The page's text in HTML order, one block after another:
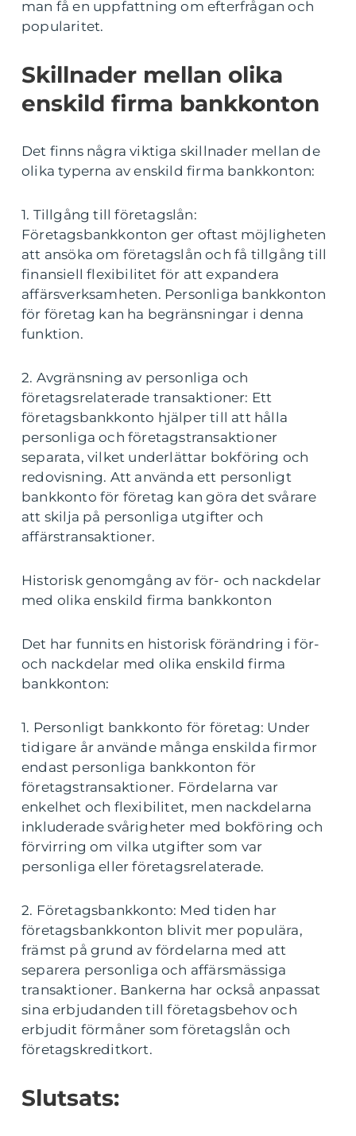
man få en uppfattning om efterfrågan och
popularitet.
Skillnader mellan olika
enskild firma bankkonton
Det finns några viktiga skillnader mellan de
olika typerna av enskild firma bankkonton:
1. Tillgång till företagslån:
Företagsbankkonton ger oftast möjligheten
att ansöka om företagslån och få tillgång till
finansiell flexibilitet för att expandera
affärsverksamheten. Personliga bankkonton
för företag kan ha begränsningar i denna
funktion.
2. Avgränsning av personliga och
företagsrelaterade transaktioner: Ett
företagsbankkonto hjälper till att hålla
personliga och företagstransaktioner
separata, vilket underlättar bokföring och
redovisning. Att använda ett personligt
bankkonto för företag kan göra det svårare
att skilja på personliga utgifter och
affärstransaktioner.
Historisk genomgång av för- och nackdelar
med olika enskild firma bankkonton
Det har funnits en historisk förändring i för-
och nackdelar med olika enskild firma
bankkonton:
1. Personligt bankkonto för företag: Under
tidigare år använde många enskilda firmor
endast personliga bankkonton för
företagstransaktioner. Fördelarna var
enkelhet och flexibilitet, men nackdelarna
inkluderade svårigheter med bokföring och
förvirring om vilka utgifter som var
personliga eller företagsrelaterade.
2. Företagsbankkonto: Med tiden har
företagsbankkonton blivit mer populära,
främst på grund av fördelarna med att
separera personliga och affärsmässiga
transaktioner. Bankerna har också anpassat
sina erbjudanden till företagsbehov och
erbjudit förmåner som företagslån och
företagskreditkort.
Slutsats: